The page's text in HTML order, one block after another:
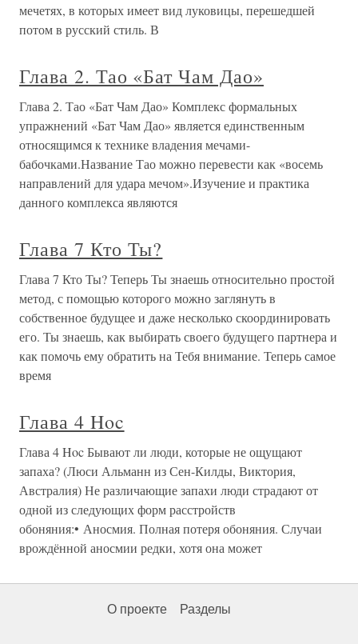
мечетях, в которых имеет вид луковицы, перешедшей
потом в русский стиль. В
Глава 2. Тао «Бат Чам Дао»
Глава 2. Тао «Бат Чам Дао» Комплекс формальных
упражнений «Бат Чам Дао» является единственным
относящимся к технике владения мечами-
бабочками.Название Тао можно перевести как «восемь
направлений для удара мечом».Изучение и практика
данного комплекса являются
Глава 7 Кто Ты?
Глава 7 Кто Ты? Теперь Ты знаешь относительно простой
метод, с помощью которого можно заглянуть в
собственное будущее и даже несколько скоординировать
его. Ты знаешь, как выбирать своего будущего партнера и
как помочь ему обратить на Тебя внимание. Теперь самое
время
Глава 4 Hoc
Глава 4 Hoc Бывают ли люди, которые не ощущают
запаха? (Люси Альманн из Сен-Килды, Виктория,
Австралия) Не различающие запахи люди страдают от
одной из следующих форм расстройств
обоняния:• Аносмия. Полная потеря обоняния. Случаи
врождённой аносмии редки, хотя она может
О проекте Разделы